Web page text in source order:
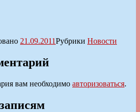
21.09.2011Рубрики Новости
вам необходимо авторизоваться.